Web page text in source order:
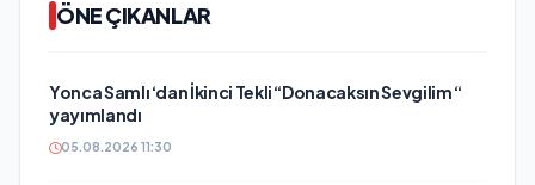
ÖNE ÇIKANLAR
Yonca Samlı ‘dan İkinci Tekli “Donacaksın Sevgilim “
yayımlandı
05.08.2026 11:30